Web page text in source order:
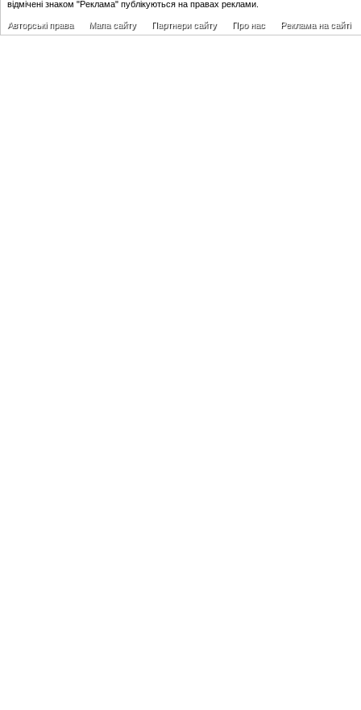
відмічені знаком "Реклама" публікуються на правах реклами.
Авторські права Мапа сайту Партнери сайту Про нас Реклама на сайті